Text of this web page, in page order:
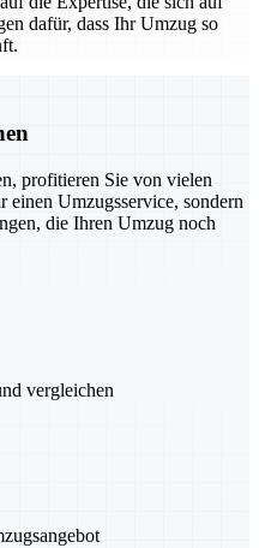
dafür, dass Ihr Umzug so
profitieren Sie von vielen
Umzugsservice, sondern
die Ihren Umzug noch
vergleichen